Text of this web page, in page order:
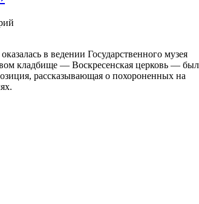
в ведении Государственного музея
кладбище — Воскресенская церковь —
рассказывающая о похороненных на